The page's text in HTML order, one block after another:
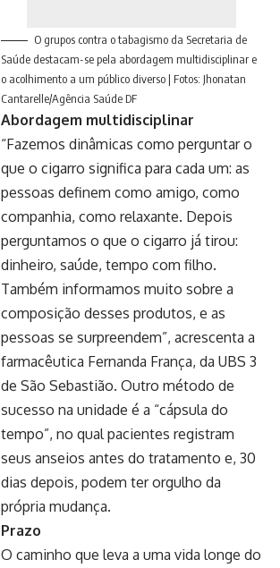
O grupos contra o tabagismo da Secretaria de
Saúde destacam-se pela abordagem multidisciplinar e
o acolhimento a um público diverso | Fotos: Jhonatan
Cantarelle/Agência Saúde DF
Abordagem multidisciplinar
“Fazemos dinâmicas como perguntar o
que o cigarro significa para cada um: as
pessoas definem como amigo, como
companhia, como relaxante. Depois
perguntamos o que o cigarro já tirou:
dinheiro, saúde, tempo com filho.
Também informamos muito sobre a
composição desses produtos, e as
pessoas se surpreendem”, acrescenta a
farmacêutica Fernanda França, da UBS 3
de São Sebastião. Outro método de
sucesso na unidade é a “cápsula do
tempo”, no qual pacientes registram
seus anseios antes do tratamento e, 30
dias depois, podem ter orgulho da
própria mudança.
Prazo
O caminho que leva a uma vida longe do